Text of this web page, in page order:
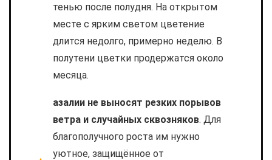
тенью после полудня. На открытом
месте с ярким светом цветение
длится недолго, примерно неделю. В
полутени цветки продержатся около
месяца.
азалии не выносят резких порывов
ветра и случайных сквозняков. Для
благополучного роста им нужно
уютное, защищённое от